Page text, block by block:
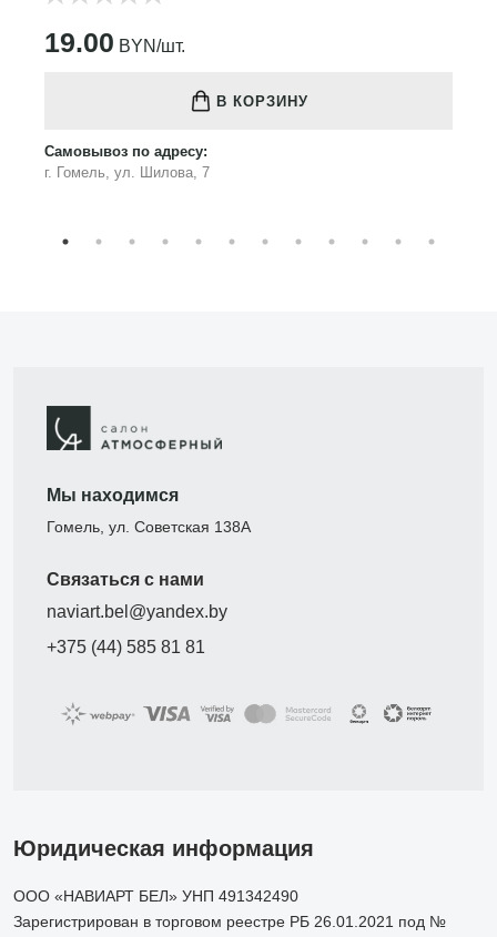
19.00 BYN/шт.
В КОРЗИНУ
Самовывоз по адресу:
г. Гомель, ул. Шилова, 7
Мы находимся
Гомель, ул. Советская 138А
Связаться с нами
naviart.bel@yandex.by
+375 (44) 585 81 81
Юридическая информация
ООО «НАВИАРТ БЕЛ» УНП 491342490
Зарегистрирован в торговом реестре РБ 26.01.2021 под №